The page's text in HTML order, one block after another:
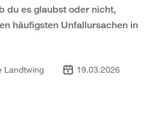
du es glaubst oder nicht,
häufigsten Unfallursachen in
Landtwing
19.03.2026